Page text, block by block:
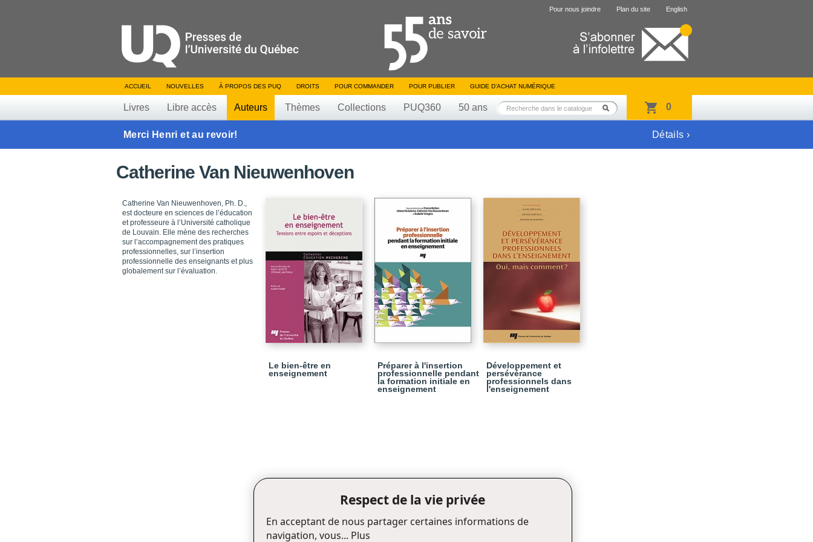
Pour nous joindre Plan du site English
ACCUEIL NOUVELLES À PROPOS DES PUQ DROITS POUR COMMANDER POUR PUBLIER GUIDE D’ACHAT NUMÉRIQUE
Livres Libre accès Auteurs Thèmes Collections PUQ360 50 ans 0
Merci Henri et au revoir! Détails ›
Catherine Van Nieuwenhoven
Catherine Van Nieuwenhoven, Ph. D.,
est docteure en sciences de l’éducation
et professeure à l’Université catholique
de Louvain. Elle mène des recherches
sur l’accompagnement des pratiques
professionnelles, sur l’insertion
professionnelle des enseignants et plus
globalement sur l’évaluation.
Le bien-être en
enseignement
Préparer à l'insertion
professionnelle pendant
la formation initiale en
enseignement
Développement et
persévérance
professionnels dans
l'enseignement
Respect de la vie privée
En acceptant de nous partager certaines informations de
navigation, vous... Plus